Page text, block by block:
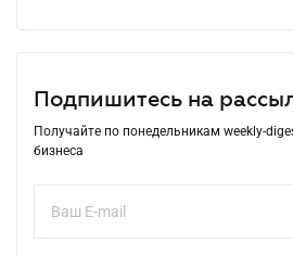
Подпишитесь на
Получайте по понедельникам weekly-
бизнеса